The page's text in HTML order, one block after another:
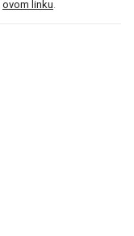
ovom linku